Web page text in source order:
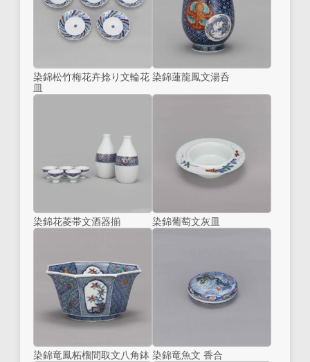
染錦松竹梅花卉捻り文輪花 染錦蓮龍鳳文湯呑
染錦花菱帯文酒器揃 染錦葡萄文灰皿
染錦竜鳳柘榴間取文八角鉢 染錦竜魚文 香合